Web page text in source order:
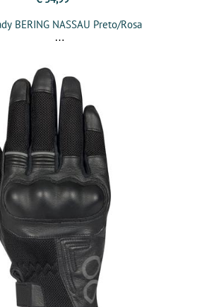
BERING NASSAU Preto/Rosa